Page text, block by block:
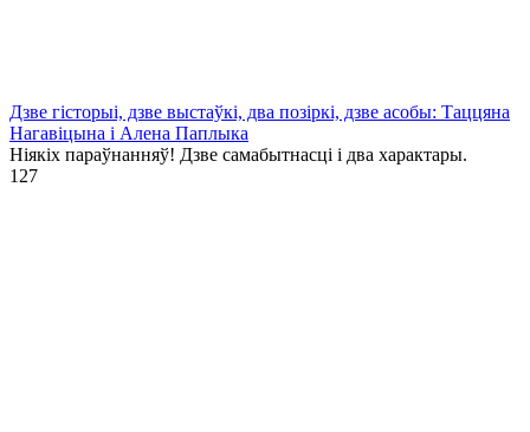
Дзве гісторыі, дзве выстаўкі, два позіркі, дзве асобы: Таццяна
Нагавіцына і Алена Паплыка
Ніякіх параўнанняў! Дзве самабытнасці і два характары.
1 27